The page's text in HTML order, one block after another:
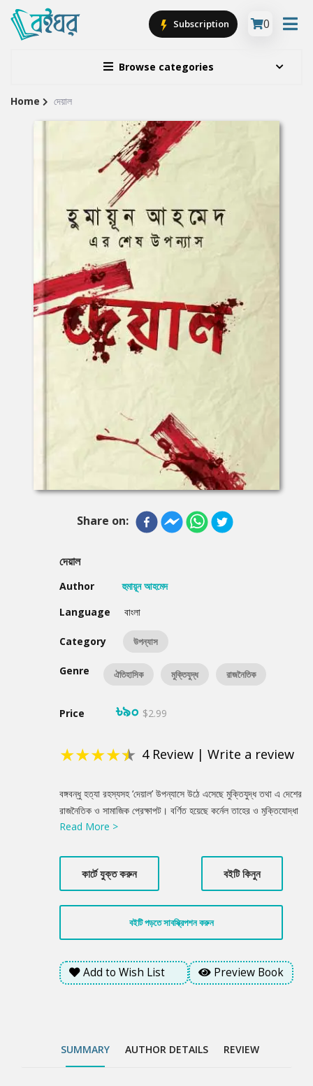
Browse categories
Subscription 0
Site
Home দেয়াল
Share on:
দেয়াল
Author
হুমায়ূন আহমেদ
Language
বাংলা
Category উপন্যাস
Genre ঐতিহাসিক মুক্তিযুদ্ধ রাজনৈতিক
Price ৳৯০ $2.99
★★★★★ 4Review | Write a review
Summery
বঙ্গবন্ধু হত্যা রহস্যসহ ‘দেয়াল’ উপন্যাসে উঠে এসেছে মুক্তিযুদ্ধ তথা এ দেশের
রাজনৈতিক ও সামাজিক প্রেক্ষাপট। বর্ণিত হয়েছে কর্নেল তাহের ও মুক্তিযোদ্ধা
খালেদ মোশাররফের অবদান। খন্দকার মোশতাকের ক্ষমতালাভ ও কারাগারে চার
মেয়ের গল্পও এসেছে গুরুত্বের সাথে, যে ছিল মুক্তিযুদ্ধের সময়ে নিরাপত্তার
খোঁজে গ্রামে চলে যাওয়া অসহায় মেয়েদের একজন।
Read More >
কার্টে যুক্ত করুন বইটি কিনুন
বইটি পড়তে সাবস্ক্রিপশন করুন
Add to Wish List Preview Book
SUMMARY AUTHOR DETAILS REVIEW